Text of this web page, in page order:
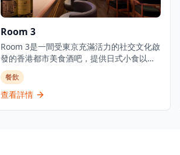
Room 3
Room 3是一間受東京充滿活力的社交文化啟
發的香港都市美食酒吧，提供日式小食以及
豐富的葡萄酒、威士忌、優質清酒和雞尾酒
選擇。酒吧擁有寬敞時尚的室內設計和高天
花板，營造出優雅的用餐和飲酒氛圍。以日
餐飲
查看詳情